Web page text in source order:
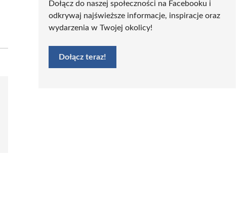
Dołącz do naszej społeczności na Facebooku i
odkrywaj najświeższe informacje, inspiracje oraz
wydarzenia w Twojej okolicy!
Dołącz teraz!